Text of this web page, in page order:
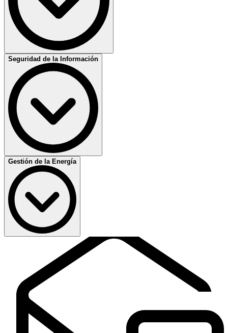
sostenibilidad en tu organización.
Incluye herramientas prácticas para identificar aspectos ambientales
clave.
Aprende a integrar la gestión ambiental en la estrategia empresarial.
Más información
Formación en ISO 45001
Curso enfocado en la prevención de riesgos laborales. Aprende a
poner en marcha y auditar un sistema de gestión SST que reduzca
accidentes, cumpla con la normativa vigente y mejore el bienestar
laboral.
Desarrolla un enfoque preventivo frente a incidentes laborales.
Mejora la cultura organizacional en seguridad y salud ocupacional.
Más información
Seguridad de la Información
Formación en ISO/IEC 27001
Curso en protección de datos e información crítica. Aprende a
diseñar, auditar y mantener un SGSI conforme a ISO 27001.
Refuerza la confidencialidad, integridad y disponibilidad de la
información.
Conoce los controles y requisitos necesarios para una gestión
segura.
Formación esencial ante riesgos, ciberataques y exigencias legales.
Más información
Gestión de la Energía
Formación en ISO 50001
Curso para optimizar el uso de energía con un SGEn eficaz.
Descubre cómo reducir el consumo energético, cumplir con
obligaciones legales y auditar el desempeño energético conforme a
ISO 50001.
Identifica oportunidades de ahorro energético sostenibles y
medibles.
Impulsa el compromiso ambiental y la competitividad de tu empresa.